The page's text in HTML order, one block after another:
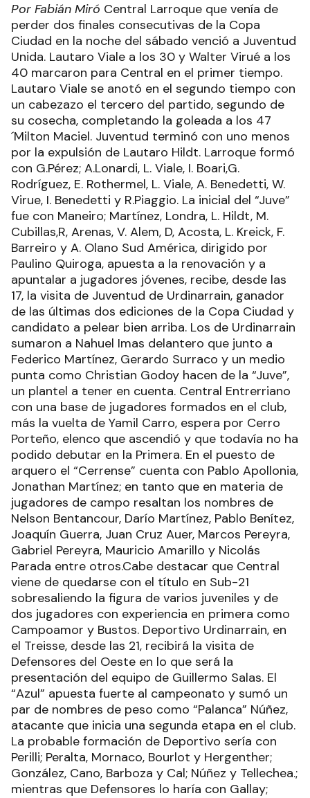
Por Fabián Miró Central Larroque que venía de
perder dos finales consecutivas de la Copa
Ciudad en la noche del sábado venció a Juventud
Unida. Lautaro Viale a los 30 y Walter Virué a los
40 marcaron para Central en el primer tiempo.
Lautaro Viale se anotó en el segundo tiempo con
un cabezazo el tercero del partido, segundo de
su cosecha, completando la goleada a los 47
´Milton Maciel. Juventud terminó con uno menos
por la expulsión de Lautaro Hildt. Larroque formó
con G.Pérez; A.Lonardi, L. Viale, I. Boari,G.
Rodríguez, E. Rothermel, L. Viale, A. Benedetti, W.
Virue, I. Benedetti y R.Piaggio. La inicial del “Juve”
fue con Maneiro; Martínez, Londra, L. Hildt, M.
Cubillas,R, Arenas, V. Alem, D, Acosta, L. Kreick, F.
Barreiro y A. Olano Sud América, dirigido por
Paulino Quiroga, apuesta a la renovación y a
apuntalar a jugadores jóvenes, recibe, desde las
17, la visita de Juventud de Urdinarrain, ganador
de las últimas dos ediciones de la Copa Ciudad y
candidato a pelear bien arriba. Los de Urdinarrain
sumaron a Nahuel Imas delantero que junto a
Federico Martínez, Gerardo Surraco y un medio
punta como Christian Godoy hacen de la “Juve”,
un plantel a tener en cuenta. Central Entrerriano
con una base de jugadores formados en el club,
más la vuelta de Yamil Carro, espera por Cerro
Porteño, elenco que ascendió y que todavía no ha
podido debutar en la Primera. En el puesto de
arquero el “Cerrense” cuenta con Pablo Apollonia,
Jonathan Martínez; en tanto que en materia de
jugadores de campo resaltan los nombres de
Nelson Bentancour, Darío Martínez, Pablo Benítez,
Joaquín Guerra, Juan Cruz Auer, Marcos Pereyra,
Gabriel Pereyra, Mauricio Amarillo y Nicolás
Parada entre otros.Cabe destacar que Central
viene de quedarse con el título en Sub-21
sobresaliendo la figura de varios juveniles y de
dos jugadores con experiencia en primera como
Campoamor y Bustos. Deportivo Urdinarrain, en
el Treisse, desde las 21, recibirá la visita de
Defensores del Oeste en lo que será la
presentación del equipo de Guillermo Salas. El
“Azul” apuesta fuerte al campeonato y sumó un
par de nombres de peso como “Palanca” Núñez,
atacante que inicia una segunda etapa en el club.
La probable formación de Deportivo sería con
Perilli; Peralta, Mornaco, Bourlot y Hergenther;
González, Cano, Barboza y Cal; Núñez y Tellechea.;
mientras que Defensores lo haría con Gallay;